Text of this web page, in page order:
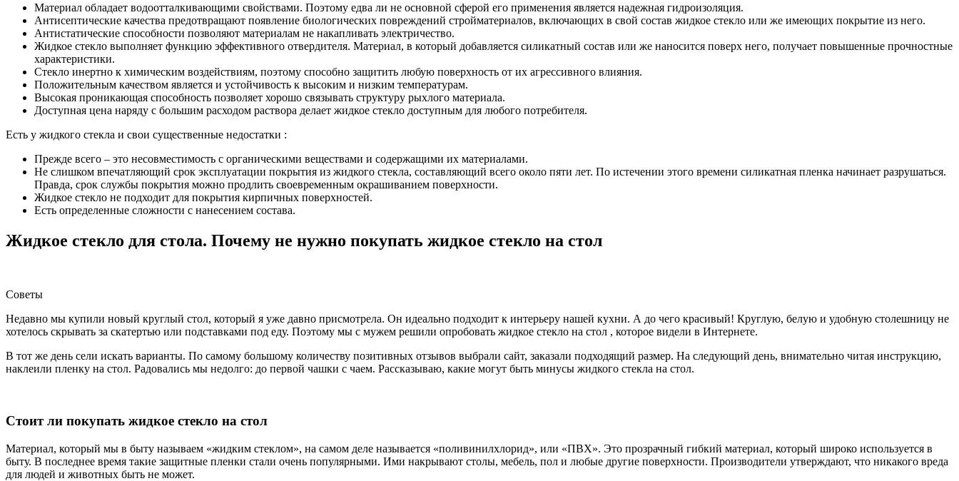
Материал обладает водоотталкивающими свойствами. Поэтому едва ли не основной сферой его применения является надежная гидроизоляция.
Антисептические качества предотвращают появление биологических повреждений стройматериалов, включающих в свой состав жидкое стекло или же имеющих покрытие из него.
Антистатические способности позволяют материалам не накапливать электричество.
Жидкое стекло выполняет функцию эффективного отвердителя. Материал, в который добавляется силикатный состав или же наносится поверх него, получает повышенные прочностные
характеристики.
Стекло инертно к химическим воздействиям, поэтому способно защитить любую поверхность от их агрессивного влияния.
Положительным качеством является и устойчивость к высоким и низким температурам.
Высокая проникающая способность позволяет хорошо связывать структуру рыхлого материала.
Доступная цена наряду с большим расходом раствора делает жидкое стекло доступным для любого потребителя.
Есть у жидкого стекла и свои существенные недостатки :
Прежде всего – это несовместимость с органическими веществами и содержащими их материалами.
Не слишком впечатляющий срок эксплуатации покрытия из жидкого стекла, составляющий всего около пяти лет. По истечении этого времени силикатная пленка начинает разрушаться.
Правда, срок службы покрытия можно продлить своевременным окрашиванием поверхности.
Жидкое стекло не подходит для покрытия кирпичных поверхностей.
Есть определенные сложности с нанесением состава.
Жидкое стекло для стола. Почему не нужно покупать жидкое стекло на стол
Советы
Недавно мы купили новый круглый стол, который я уже давно присмотрела. Он идеально подходит к интерьеру нашей кухни. А до чего красивый! Круглую, белую и удобную столешницу не
хотелось скрывать за скатертью или подставками под еду. Поэтому мы с мужем решили опробовать жидкое стекло на стол , которое видели в Интернете.
В тот же день сели искать варианты. По самому большому количеству позитивных отзывов выбрали сайт, заказали подходящий размер. На следующий день, внимательно читая инструкцию,
наклеили пленку на стол. Радовались мы недолго: до первой чашки с чаем. Рассказываю, какие могут быть минусы жидкого стекла на стол.
Стоит ли покупать жидкое стекло на стол
Материал, который мы в быту называем «жидким стеклом», на самом деле называется «поливинилхлорид», или «ПВХ». Это прозрачный гибкий материал, который широко используется в
быту. В последнее время такие защитные пленки стали очень популярными. Ими накрывают столы, мебель, пол и любые другие поверхности. Производители утверждают, что никакого вреда
для людей и животных быть не может.